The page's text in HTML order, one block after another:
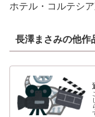
ホテル・コルテシ
長澤まさみの他作